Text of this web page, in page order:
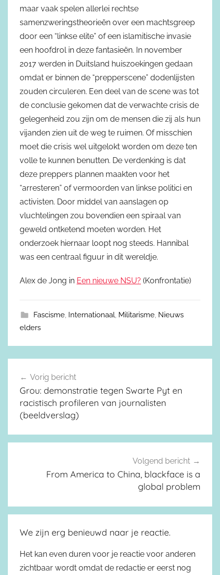
maar vaak spelen allerlei rechtse
samenzweringstheorieën over een machtsgreep
door een “linkse elite” of een islamitische invasie
een hoofdrol in deze fantasieën. In november
2017 werden in Duitsland huiszoekingen gedaan
omdat er binnen de “prepperscene” dodenlijsten
zouden circuleren. Een deel van de scene was tot
de conclusie gekomen dat de verwachte crisis de
gelegenheid zou zijn om de mensen die zij als hun
vijanden zien uit de weg te ruimen. Of misschien
moet die crisis wel uitgelokt worden om deze ten
volle te kunnen benutten. De verdenking is dat
deze preppers plannen maakten voor het
“arresteren” of vermoorden van linkse politici en
activisten. Door middel van aanslagen op
vluchtelingen zou bovendien een spiraal van
geweld ontketend moeten worden. Het
onderzoek hiernaar loopt nog steeds. Hannibal
was een centraal figuur in dit wereldje.
Alex de Jong in Een nieuwe NSU? (Konfrontatie)
Fascisme, Internationaal, Militarisme, Nieuws
elders
Berichtnavigatie
Vorig bericht
Grou: demonstratie tegen Swarte Pyt en
racistisch profileren van journalisten
(beeldverslag)
Volgend bericht
From America to China, blackface is a
global problem
We zijn erg benieuwd naar je reactie.
Het kan even duren voor je reactie voor anderen
zichtbaar wordt omdat de redactie er eerst nog